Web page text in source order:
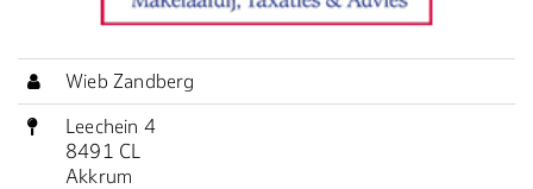
Wieb Zandberg
Leechein 4
8491 CL
Akkrum